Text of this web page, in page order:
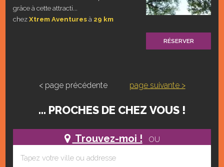
grâce à cette attracti...
chez Xtrem Aventures à 29 km
RÉSERVER
< page précédente page suivante >
... PROCHES DE CHEZ VOUS !
Trouvez-moi ! OU